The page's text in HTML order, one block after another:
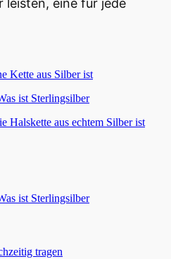
leisten, eine für jede
Kette aus Silber ist
ist Sterlingsilber
Halskette aus echtem Silber ist
ist Sterlingsilber
tragen